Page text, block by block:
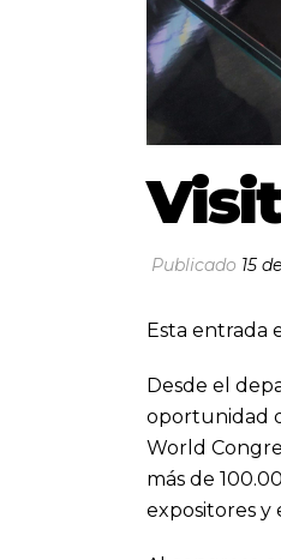
Publicado 15
Esta entrada
Desde el
oportunidad
World
más de
expositores y